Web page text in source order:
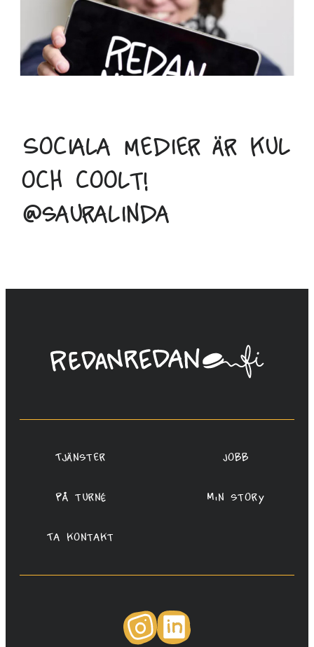
Sociala medier är kul
och coolt!
@sauralinda
Linda
Saukko-
Oy
Tjänster Jobb
På turné Min story
Ta kontakt
Instagram